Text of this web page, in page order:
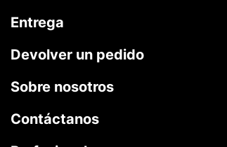
Entrega
Devolver un pedido
Sobre nosotros
Contáctanos